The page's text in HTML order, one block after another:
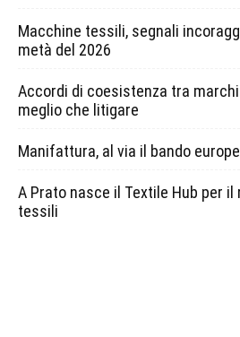
Macchine tessili, segnali
metà del 2026
Accordi di coesistenza tra
meglio che litigare
Manifattura, al via il bando
A Prato nasce il Textile Hub per
tessili